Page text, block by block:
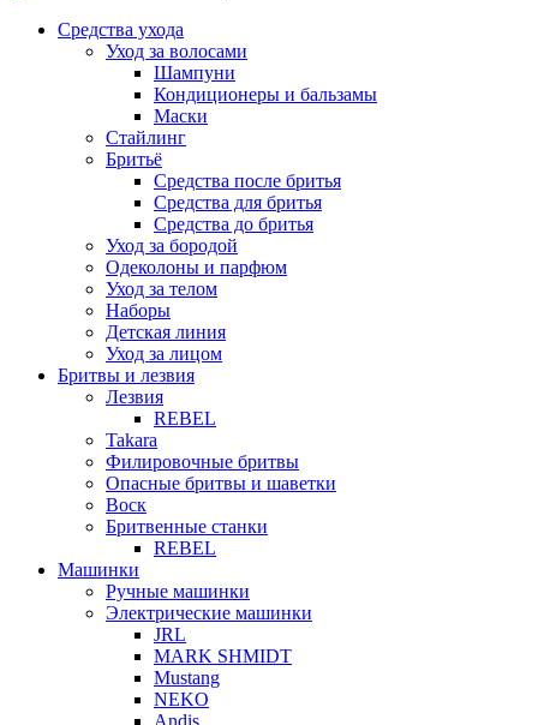
Средства ухода
Уход за волосами
Шампуни
Кондиционеры и бальзамы
Маски
Стайлинг
Бритьё
Средства после бритья
Средства для бритья
Средства до бритья
Уход за бородой
Одеколоны и парфюм
Уход за телом
Наборы
Детская линия
Уход за лицом
Бритвы и лезвия
Лезвия
REBEL
Takara
Филировочные бритвы
Опасные бритвы и шаветки
Воск
Бритвенные станки
REBEL
Машинки
Ручные машинки
Электрические машинки
JRL
MARK SHMIDT
Mustang
NEKO
Andis